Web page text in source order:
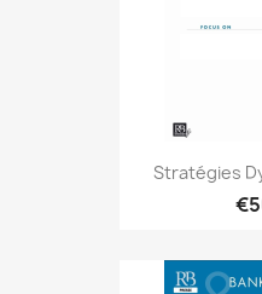
Stratégies